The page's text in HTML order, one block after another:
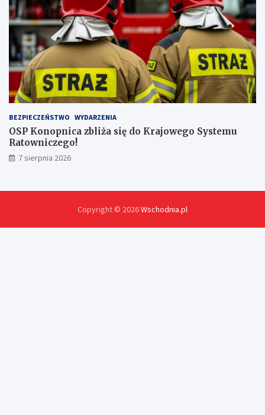
BEZPIECZEŃSTWO WYDARZENIA
OSP Konopnica zbliża się do Krajowego Systemu
Ratowniczego!
7 sierpnia 2026
Copyright © 2026Wschodnia.pl